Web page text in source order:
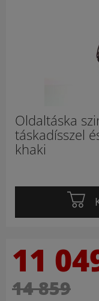
Oldaltáska
táskadísszel
khaki
11
14 859